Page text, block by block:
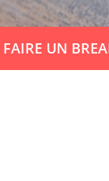
FAIRE UN